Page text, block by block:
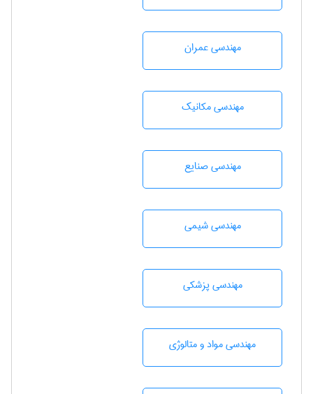
مهندسی عمران
مهندسی مکانیک
مهندسی صنايع
مهندسي شيمی
مهندسی پزشکی
مهندسی مواد و متالوژی